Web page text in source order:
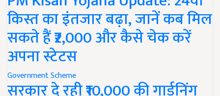
किस्त का इंतजार बढ़ा, जानें कब मिल
सकते हैं ₹2,000 और कैसे चेक करें
अपना स्टेटस
Government Scheme
सरकार दे रही ₹10,000 की गार्डनिंग